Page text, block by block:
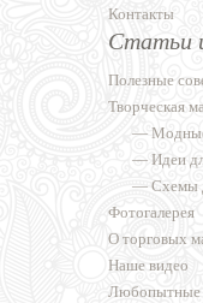
Контакты
Статьи
Полезные
Творческая
—
— Идеи
— Схемы
Фотогалерея
О торговых
Наше видео
Любопытные